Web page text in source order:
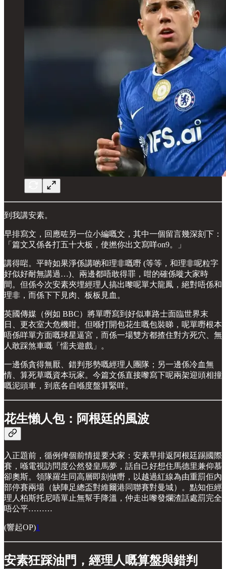
到我講安素。
早排寫文，回應咗另一位小編嘅文，其中一個留言幾深刻下：
「篇文又係各打五十大板，使撚你出文寫咩on9。」
講得啱。平時如果淨係講啲和理非嘅嘢 (等等，和理非呢粒字
好似好耐無講過…)、兩邊都唔敢得罪，咁的確係嘥大家時
間。但係今次安素夾埋經理人搞出嚟呢單大龍鳳，絕對唔係和
理非，而係下下見肉、板板見血。
英國傳媒（例如 BBC）將單嘢寫到好似車路士面臨世界末
日、更衣室大危機咁。但喺打開包花生嘅包裝睇，呢單嘢根本
唔係咩單方面嘅球星逼宮，而係一場雙方都揸住對方死穴、無
人敢踩煞車嘅「懦夫遊戲」。
一邊係貪得無厭、錯判形勢嘅經理人團隊；另一邊係冷血無
情、算死草嘅資本玩家。今篇文係直接嚟寫下呢兩架迎頭相撞
嘅泥頭車，到底各自喺度盤算緊咩。
花生懶人包：阿根廷的風波
入正題前，循例俾個前情提要大家：安素早排返阿根廷踢國際
賽，喺電視訪問度公然發皇馬夢，話自己好想住馬德里兼仰慕
卻奧斯。領隊羅生同高層即刻做嘢，以越過紅線為由重罰佢內
部停賽兩場（缺陣足總盃對維爾港同聯賽對曼城）。點知佢經
理人柏斯托尼唔單止無幫手降溫，仲走出嚟發爛渣話處罰完全
唔公平………
(響起OP)1
安素狂踩油門，經理人嘅算盤與錯判